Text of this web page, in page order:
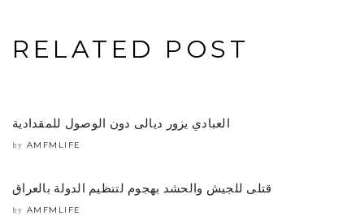
RELATED POST
العبادي يزور ديالى دون الوصول للمقدادية
by AMFMLIFE
قتلى للجيش والحشد بهجوم لتنظيم الدولة بالعراق
by AMFMLIFE